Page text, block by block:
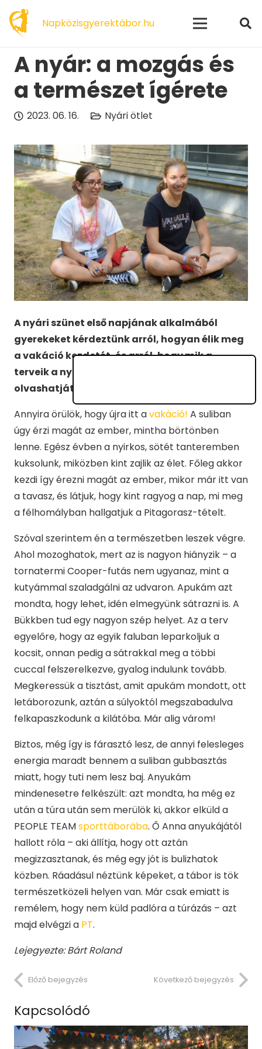
Napközisgyerektábor.hu
A nyár: a mozgás és
a természet ígérete
2023. 06. 16. Nyári ötlet
A nyári szünet első napjának alkalmából
gyerekeket kérdeztünk arról, hogyan élik meg
a vakáció kezdetét, és arról, hogy mik a
terveik a nyárra. Ma a 12 éves Csilla válaszát
olvashatjátok.
Annyira örülök, hogy újra itt avakáció! A suliban
úgy érzi magát az ember, mintha börtönben
lenne. Egész évben a nyirkos, sötét tanteremben
kuksolunk, miközben kint zajlik az élet. Főleg akkor
kezdi így érezni magát az ember, mikor már itt van
a tavasz, és látjuk, hogy kint ragyog a nap, mi meg
a félhomályban hallgatjuk a Pitagorasz-tételt.
Szóval szerintem én a természetben leszek végre.
Ahol mozoghatok, mert az is nagyon hiányzik – a
tornatermi Cooper-futás nem ugyanaz, mint a
kutyámmal szaladgálni az udvaron. Apukám azt
mondta, hogy lehet, idén elmegyünk sátrazni is. A
Bükkben tud egy nagyon szép helyet. Az a terv
egyelőre, hogy az egyik faluban leparkoljuk a
kocsit, onnan pedig a sátrakkal meg a többi
cuccal felszerelkezve, gyalog indulunk tovább.
Megkeressük a tisztást, amit apukám mondott, ott
letáborozunk, aztán a súlyoktól megszabadulva
felkapaszkodunk a kilátóba. Már alig várom!
Biztos, még így is fárasztó lesz, de annyi felesleges
energia maradt bennem a suliban gubbasztás
miatt, hogy tuti nem lesz baj. Anyukám
mindenesetre felkészült: azt mondta, ha még ez
után a túra után sem merülök ki, akkor elküld a
PEOPLE TEAMsporttáborába. Ő Anna anyukájától
hallott róla – aki állítja, hogy ott aztán
megizzasztanak, és még egy jót is bulizhatok
közben. Ráadásul néztünk képeket, a tábor is tök
természetközeli helyen van. Már csak emiatt is
remélem, hogy nem küld padlóra a túrázás – azt
majd elvégzi a PT.
Lejegyezte: Bárt Roland
Előző bejegyzés Következő bejegyzés
Kapcsolódó